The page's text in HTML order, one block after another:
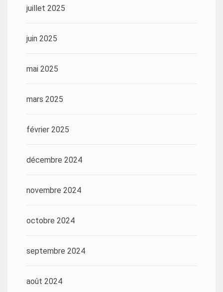
juillet 2025
juin 2025
mai 2025
mars 2025
février 2025
décembre 2024
novembre 2024
octobre 2024
septembre 2024
août 2024